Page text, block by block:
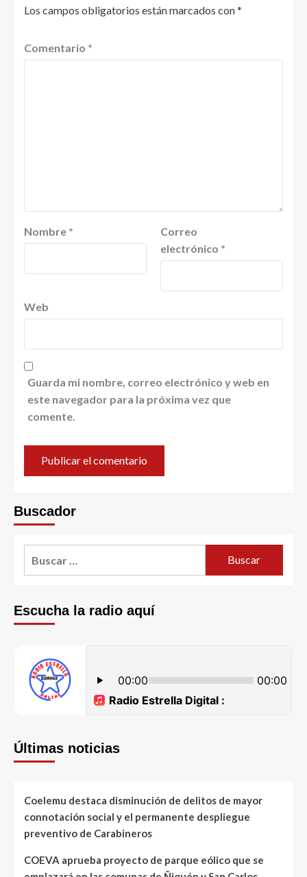
Los campos obligatorios están marcados con*
Comentario *
Nombre *
Correo
electrónico *
Web
Guarda mi nombre, correo electrónico y web en
este navegador para la próxima vez que
comente.
Buscador
Escucha la radio aquí
Últimas noticias
Coelemu destaca disminución de delitos de mayor
connotación social y el permanente despliegue
preventivo de Carabineros
COEVA aprueba proyecto de parque eólico que se